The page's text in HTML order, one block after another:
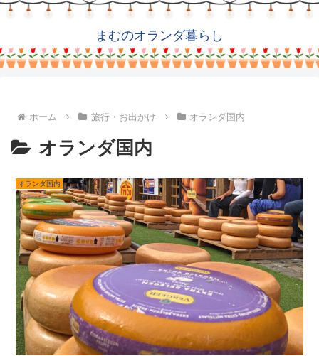
まむのオランダ暮らし
ホーム 旅行・お出かけ オランダ国内
オランダ国内
オランダ国内